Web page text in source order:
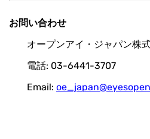
お問い合わせ
オープンアイ・ジャパン株
電話: 03-6441-3707
Email: